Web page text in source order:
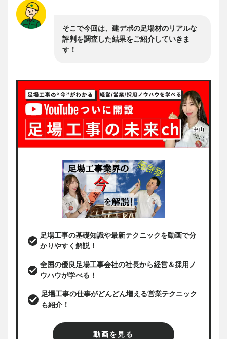
そこで今回は、建デポの足場材のリアルな
評判を調査した結果をご紹介していきま
す！
足場工事の基礎知識や最新テクニックを動画で分
かりやすく解説！
全国の優良足場工事会社の社長から経営＆採用ノ
ウハウが学べる！
足場工事の仕事がどんどん増える営業テクニック
も紹介！
動画を見る